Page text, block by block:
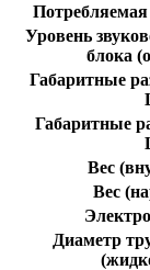
Уровень
блока
Габаритные
Габаритные
Вес
Вес
Диаметр